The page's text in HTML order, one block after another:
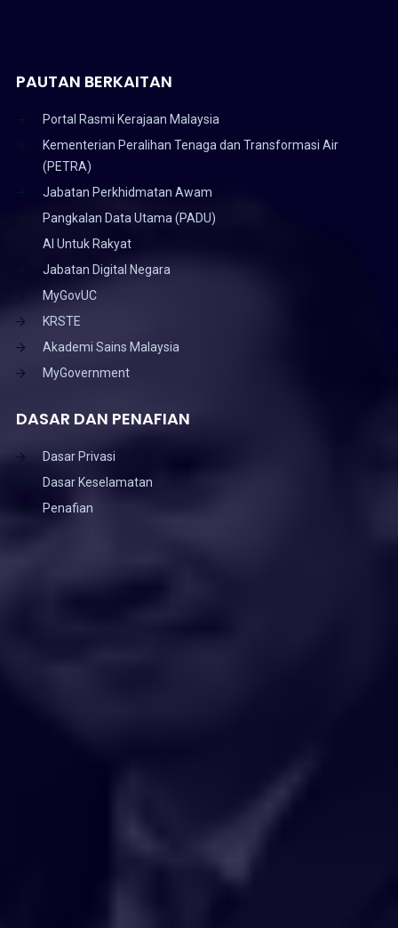
PAUTAN BERKAITAN
Portal Rasmi Kerajaan Malaysia
Kementerian Peralihan Tenaga dan Transformasi Air
(PETRA)
Jabatan Perkhidmatan Awam
Pangkalan Data Utama (PADU)
AI Untuk Rakyat
Jabatan Digital Negara
MyGovUC
KRSTE
Akademi Sains Malaysia
MyGovernment
DASAR DAN PENAFIAN
Dasar Privasi
Dasar Keselamatan
Penafian